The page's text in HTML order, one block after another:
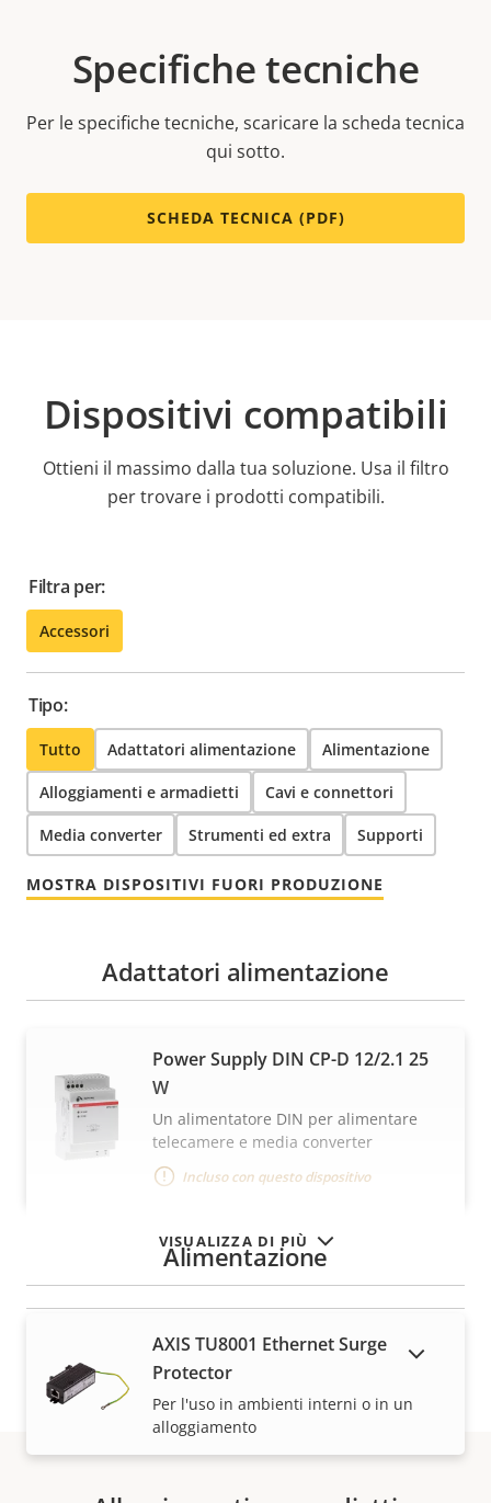
Specifiche tecniche
Per le specifiche tecniche, scaricare la scheda tecnica
qui sotto.
SCHEDA TECNICA (PDF)
Dispositivi compatibili
Ottieni il massimo dalla tua soluzione. Usa il filtro
per trovare i prodotti compatibili.
Filtra per:
Accessori
Tipo:
Tutto Adattatori alimentazione Alimentazione
Alloggiamenti e armadietti Cavi e connettori
Media converter Strumenti ed extra Supporti
MOSTRA DISPOSITIVI FUORI PRODUZIONE
VISUALIZZA DI PIÙ
Adattatori alimentazione
Power Supply DIN CP-D 12/2.1 25
W
Un alimentatore DIN per alimentare
telecamere e media converter
Incluso con questo dispositivo
Alimentazione
AXIS TU8001 Ethernet Surge
Protector
Per l'uso in ambienti interni o in un
alloggiamento
MOSTRA DISPOSITIVI FUORI PRODUZIONE